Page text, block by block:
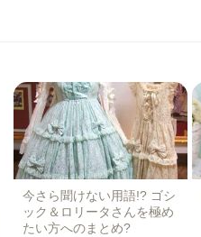
今さら聞けない用語!? ゴシ
ック＆ロリータさんを極め
たい方へのまとめ?